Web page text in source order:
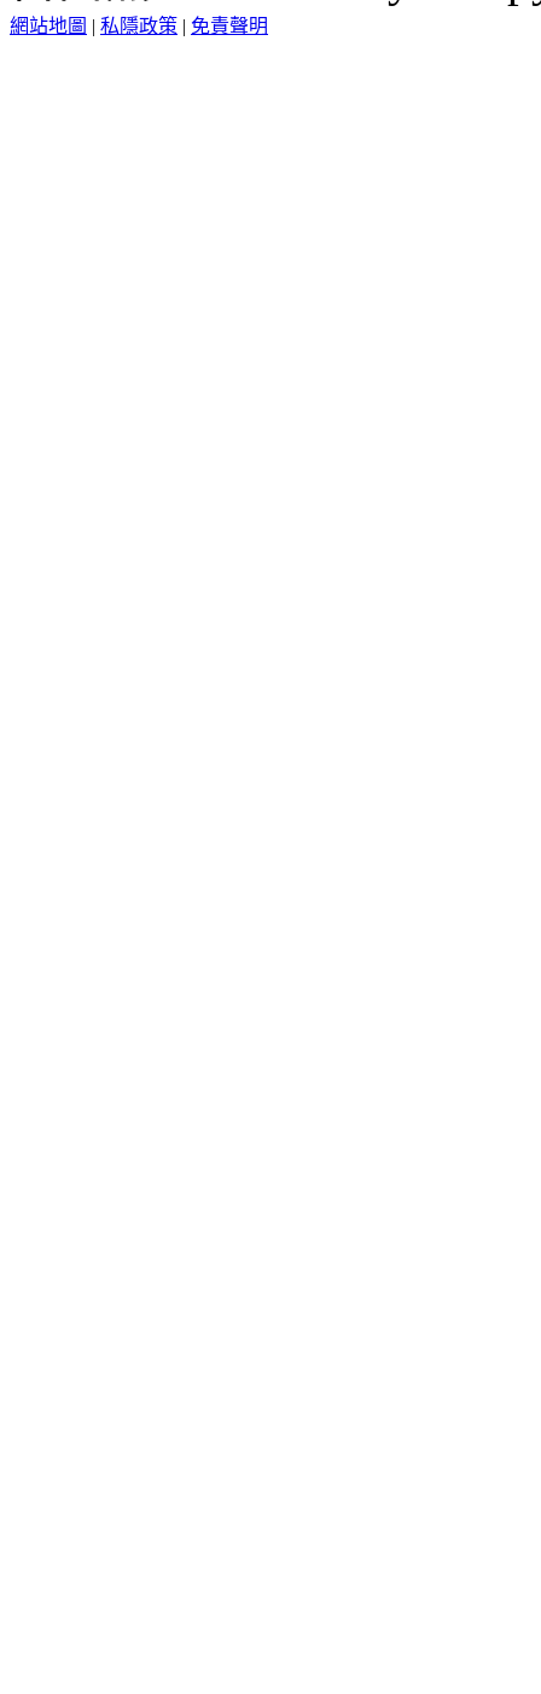
網站地圖 | 私隱政策 | 免責聲明